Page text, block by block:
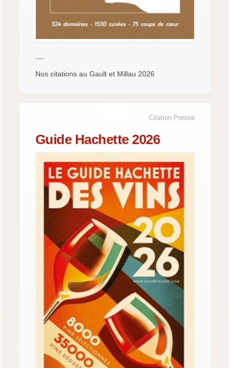
—
Nos citations au Gault et Millau 2026
Citation Presse
Guide Hachette 2026